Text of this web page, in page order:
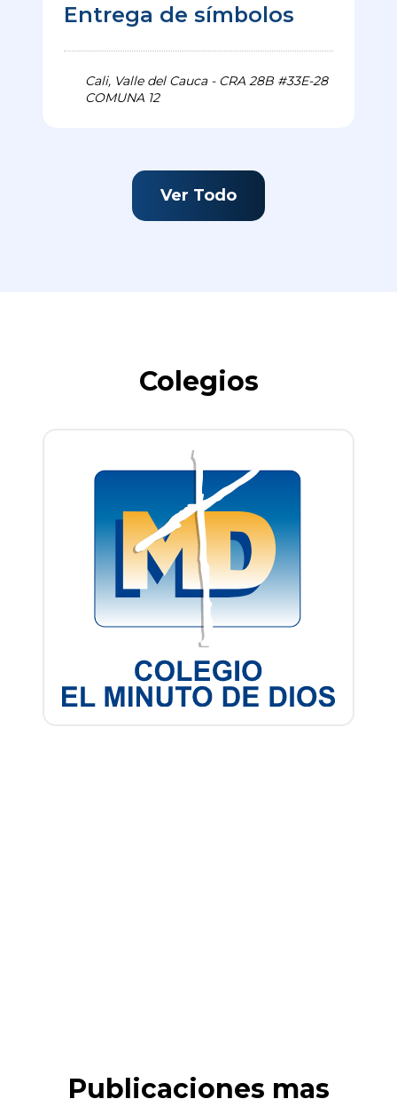
Entrega de símbolos
Cali, Valle del Cauca - CRA 28B #33E-28
COMUNA 12
Ver Todo
Colegios
Publicaciones mas